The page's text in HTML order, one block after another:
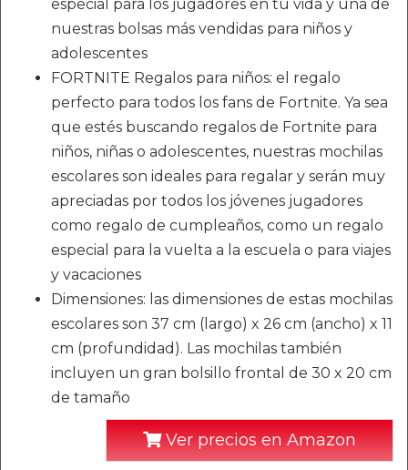
especial para los jugadores en tu vida y una de
nuestras bolsas más vendidas para niños y
adolescentes
FORTNITE Regalos para niños: el regalo
perfecto para todos los fans de Fortnite. Ya sea
que estés buscando regalos de Fortnite para
niños, niñas o adolescentes, nuestras mochilas
escolares son ideales para regalar y serán muy
apreciadas por todos los jóvenes jugadores
como regalo de cumpleaños, como un regalo
especial para la vuelta a la escuela o para viajes
y vacaciones
Dimensiones: las dimensiones de estas mochilas
escolares son 37 cm (largo) x 26 cm (ancho) x 11
cm (profundidad). Las mochilas también
incluyen un gran bolsillo frontal de 30 x 20 cm
de tamaño
Ver precios en Amazon